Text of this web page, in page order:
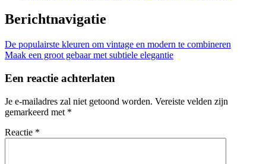
Berichtnavigatie
De populairste kleuren om vintage en modern te combineren
Maak een groot gebaar met subtiele elegantie
Een reactie achterlaten
Je e-mailadres zal niet getoond worden. Vereiste velden zijn
gemarkeerd met *
Reactie *